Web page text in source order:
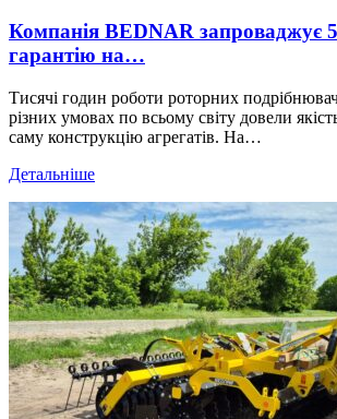
Компанія BEDNAR запроваджує
гарантію на…
Тисячі годин роботи роторних
різних умовах по всьому світу довели
саму конструкцію агрегатів. На…
Детальніше